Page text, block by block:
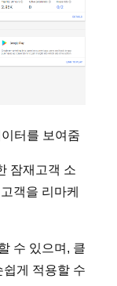
터를 보여줌
잠재고객 소
객을 리마케
수 있으며, 클
게 적용할 수